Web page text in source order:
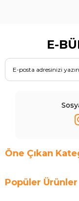
E-
Öne Çıkan
Popüler Ürünler